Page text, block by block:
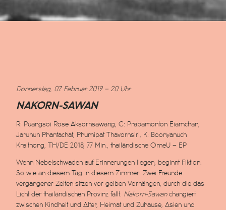
Nakorn-Sawan
Donnerstag, 07. Februar 2019 – 20 Uhr
NAKORN-SAWAN
R: Puangsoi Rose Aksornsawang, C: Prapamonton Eiamchan,
Jarunun Phantachat, Phumipat Thavornsiri, K: Boonyanuch
Kraithong, TH/DE 2018, 77 Min., thailändische OmeU – EP
Wenn Nebelschwaden auf Erinnerungen liegen, beginnt Fiktion.
So wie an diesem Tag in diesem Zimmer: Zwei Freunde
vergangener Zeiten sitzen vor gelben Vorhängen, durch die das
Licht der thailändischen Provinz fällt. Nakorn-Sawanchangiert
zwischen Kindheit und Alter, Heimat und Zuhause, Asien und